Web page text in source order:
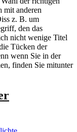
mit anderen
z. B. um
den das
nicht wenige Titel
Tücken der
wenn Sie in der
finden Sie mitunter